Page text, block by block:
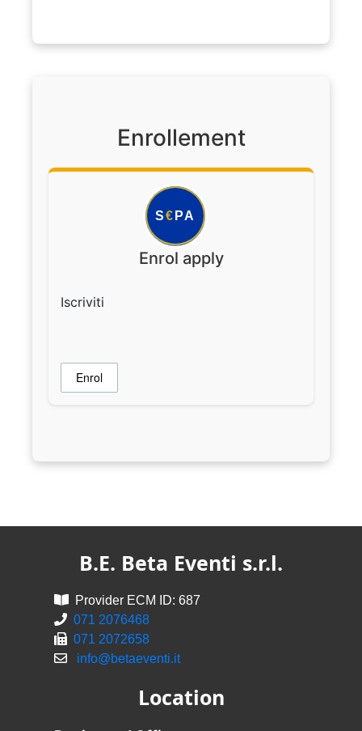
Enrollement
S€ PA
Enrol apply
Iscriviti
Enrol
B.E. Beta Eventi s.r.l.
Provider ECM ID: 687
071 2076468
071 2072658
info@betaeventi.it
Location